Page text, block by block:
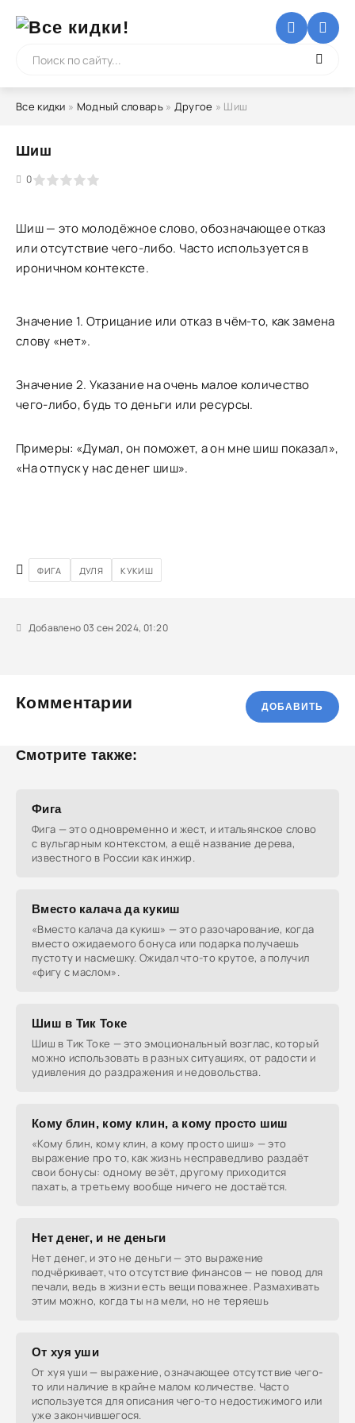
Все кидки » Модный словарь» Другое » Шиш
Шиш
0
Шиш — это молодёжное слово, обозначающее отказ
или отсутствие чего-либо. Часто используется в
ироничном контексте.
Значение 1. Отрицание или отказ в чём-то, как замена
слову «нет».
Значение 2. Указание на очень малое количество
чего-либо, будь то деньги или ресурсы.
Примеры: «Думал, он поможет, а он мне шиш показал»,
«На отпуск у нас денег шиш».
ФИГА ДУЛЯ КУКИШ
Добавлено 03 сен 2024, 01:20
Комментарии ДОБАВИТЬ
Смотрите также:
Фига
Фига — это одновременно и жест, и итальянское слово
с вульгарным контекстом, а ещё название дерева,
известного в России как инжир.
Вместо калача да кукиш
«Вместо калача да кукиш» — это разочарование, когда
вместо ожидаемого бонуса или подарка получаешь
пустоту и насмешку. Ожидал что-то крутое, а получил
«фигу с маслом».
Шиш в Тик Токе
Шиш в Тик Токе — это эмоциональный возглас, который
можно использовать в разных ситуациях, от радости и
удивления до раздражения и недовольства.
Кому блин, кому клин, а кому просто шиш
«Кому блин, кому клин, а кому просто шиш» — это
выражение про то, как жизнь несправедливо раздаёт
свои бонусы: одному везёт, другому приходится
пахать, а третьему вообще ничего не достаётся.
Нет денег, и не деньги
Нет денег, и это не деньги — это выражение
подчёркивает, что отсутствие финансов — не повод для
печали, ведь в жизни есть вещи поважнее. Размахивать
этим можно, когда ты на мели, но не теряешь
От хуя уши
От хуя уши — выражение, означающее отсутствие чего-
то или наличие в крайне малом количестве. Часто
используется для описания чего-то недостижимого или
уже закончившегося.